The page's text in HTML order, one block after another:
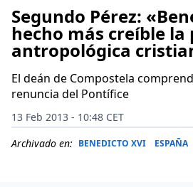
Segundo Pérez:
hecho más creíble la
antropológica
El deán de Compostela
renuncia del Pontífice
13 Feb 2013 - 10:48 CET
Archivado en: BENEDICTO XVI ESPAÑA